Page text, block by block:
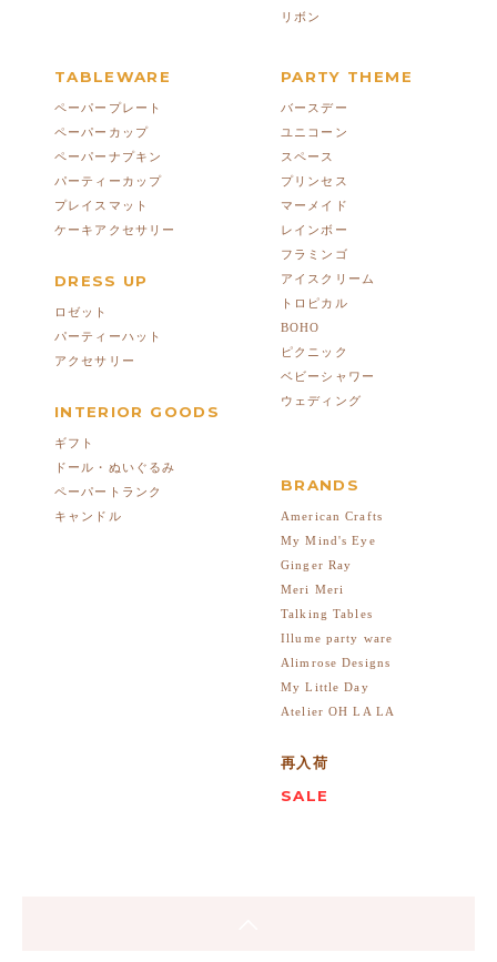
リボン
TABLEWARE
ペーパープレート
ペーパーカップ
ペーパーナプキン
パーティーカップ
プレイスマット
ケーキアクセサリー
DRESS UP
ロゼット
パーティーハット
アクセサリー
INTERIOR GOODS
ギフト
ドール・ぬいぐるみ
ペーパートランク
キャンドル
PARTY THEME
バースデー
ユニコーン
スペース
プリンセス
マーメイド
レインボー
フラミンゴ
アイスクリーム
トロピカル
BOHO
ピクニック
ベビーシャワー
ウェディング
BRANDS
American Crafts
My Mind's Eye
Ginger Ray
Meri Meri
Talking Tables
Illume party ware
Alimrose Designs
My Little Day
Atelier OH LA LA
再入荷
SALE